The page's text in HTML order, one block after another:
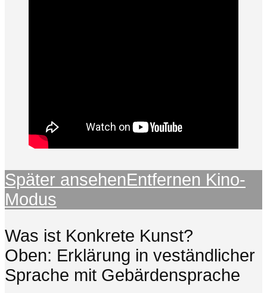
Später ansehenEntfernen Kino-
Modus
Was ist Konkrete Kunst?
Oben: Erklärung in veständlicher
Sprache mit Gebärdensprache